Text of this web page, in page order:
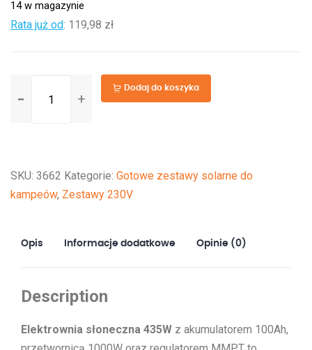
14 w magazynie
Rata już od: 119,98 zł
Elektrownia
akumulatorem
100Ah,
oraz
MPPT
Dodaj do koszyka
SKU: 3662 Kategorie: Gotowe zestawy solarne do
kampeów, Zestawy 230V
Opis Informacje dodatkowe Opinie (0)
Description
Elektrownia słoneczna 435W z akumulatorem 100Ah,